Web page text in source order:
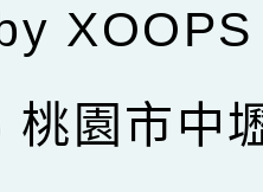
XOOPS
桃園市中